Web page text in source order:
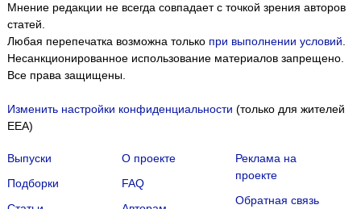
Мнение редакции не всегда совпадает с точкой зрения авторов
статей.
Любая перепечатка возможна только при выполнении условий.
Несанкционированное использование материалов запрещено.
Все права защищены.
Изменить настройки конфиденциальности (только для жителей
EEA)
Выпуски
Подборки
О проекте
FAQ
Реклама на
проекте
Обратная связь